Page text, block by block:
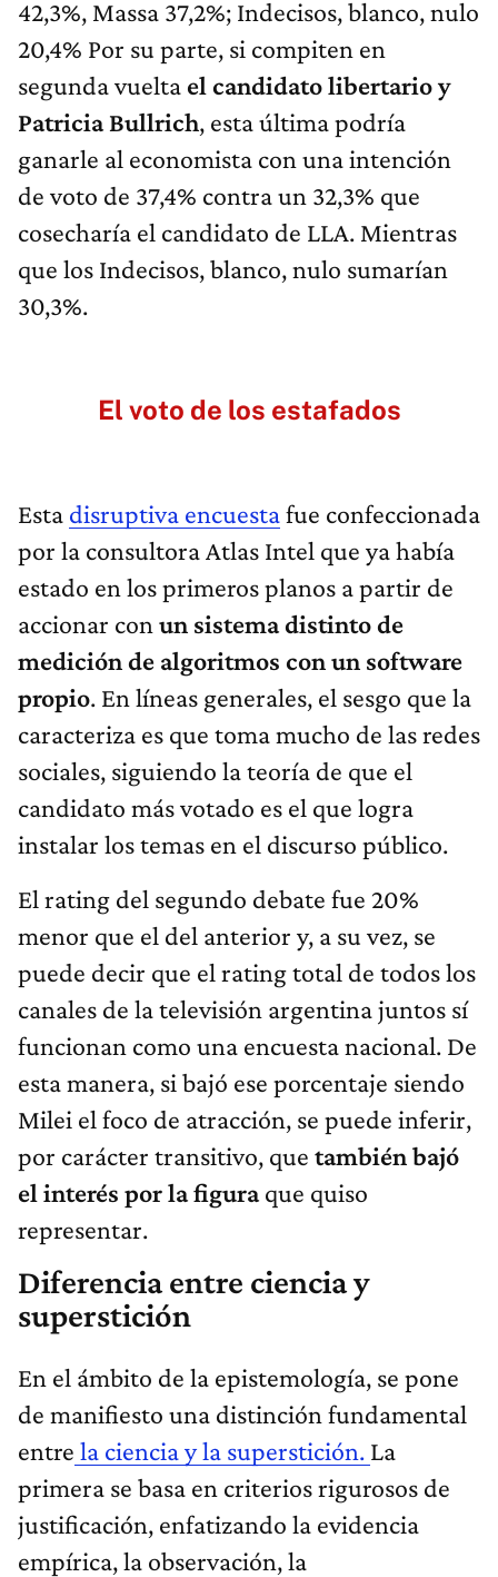
42,3%, Massa 37,2%; Indecisos, blanco, nulo
20,4% Por su parte, si compiten en
segunda vuelta el candidato libertario y
Patricia Bullrich, esta última podría
ganarle al economista con una intención
de voto de 37,4% contra un 32,3% que
cosecharía el candidato de LLA. Mientras
que los Indecisos, blanco, nulo sumarían
30,3%.
El voto de los estafados
Esta disruptiva encuestafue confeccionada
por la consultora Atlas Intel que ya había
estado en los primeros planos a partir de
accionar con un sistema distinto de
medición de algoritmos con un software
propio. En líneas generales, el sesgo que la
caracteriza es que toma mucho de las redes
sociales, siguiendo la teoría de que el
candidato más votado es el que logra
instalar los temas en el discurso público.
El rating del segundo debate fue 20%
menor que el del anterior y, a su vez, se
puede decir que el rating total de todos los
canales de la televisión argentina juntos sí
funcionan como una encuesta nacional. De
esta manera, si bajó ese porcentaje siendo
Milei el foco de atracción, se puede inferir,
por carácter transitivo, que también bajó
el interés por la figuraque quiso
representar.
Diferencia entre ciencia y
superstición
En el ámbito de la epistemología, se pone
de manifiesto una distinción fundamental
entre la ciencia y la superstición. La
primera se basa en criterios rigurosos de
justificación, enfatizando la evidencia
empírica, la observación, la